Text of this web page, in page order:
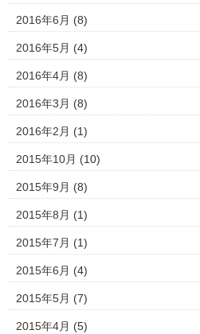
2016年6月 (8)
2016年5月 (4)
2016年4月 (8)
2016年3月 (8)
2016年2月 (1)
2015年10月 (10)
2015年9月 (8)
2015年8月 (1)
2015年7月 (1)
2015年6月 (4)
2015年5月 (7)
2015年4月 (5)